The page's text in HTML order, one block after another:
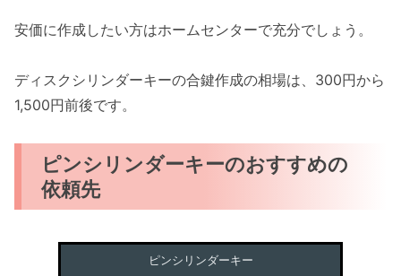
安価に作成したい方はホームセンターで充分でしょう。
ディスクシリンダーキーの合鍵作成の相場は、300円から
1,500円前後です。
ピンシリンダーキーのおすすめの
依頼先
ピンシリンダーキー